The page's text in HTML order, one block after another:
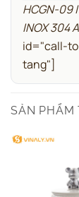
HCGN-09 |
INOX 304
id="call-
tang"]
SẢN PHẨM